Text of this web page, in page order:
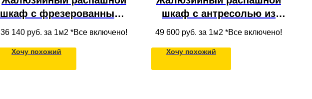
шкаф с фрезерованными
фасадами из МДФ в нишу
36 140 руб. за 1м2 *Все включено!
Хочу похожий
шкаф с антресолью из
МДФ под потолок в
встроенный в нишу на
балконе
49 600 руб. за 1м2 *Все включено!
Хочу похожий